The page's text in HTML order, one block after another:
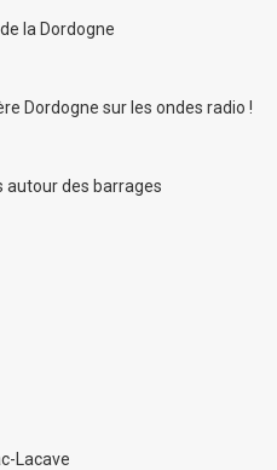
la Dordogne
Dordogne sur les ondes radio !
autour des barrages
Lacave